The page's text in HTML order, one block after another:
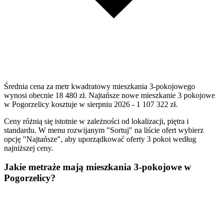
Średnia cena za metr kwadratowy mieszkania 3-pokojowego
wynosi obecnie 18 480 zł. Najtańsze nowe mieszkanie 3 pokojowe
w Pogorzelicy kosztuje w sierpniu 2026 - 1 107 322 zł.
Ceny różnią się istotnie w zależności od lokalizacji, piętra i
standardu. W menu rozwijanym "Sortuj" na liście ofert wybierz
opcję "Najtańsze", aby uporządkować oferty 3 pokoi według
najniższej ceny.
Jakie metraże mają mieszkania 3-pokojowe w
Pogorzelicy?